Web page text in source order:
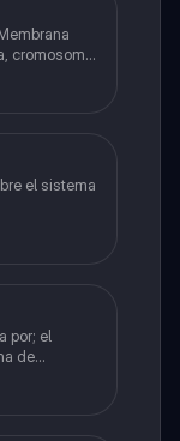
cromosoma
el sistema
por; el
de
de
botón